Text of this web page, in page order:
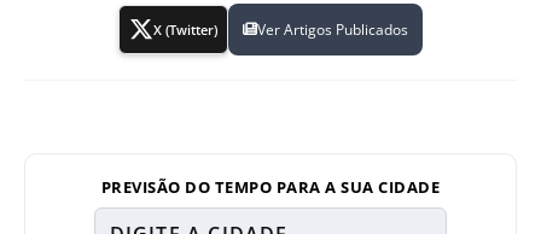
X (Twitter) Ver Artigos Publicados
PREVISÃO DO TEMPO PARA A SUA CIDADE